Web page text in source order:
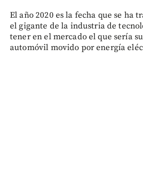
El año 2020 es la fecha que se ha
el gigante de la industria de
tener en el mercado el que sería
automóvil movido por energía